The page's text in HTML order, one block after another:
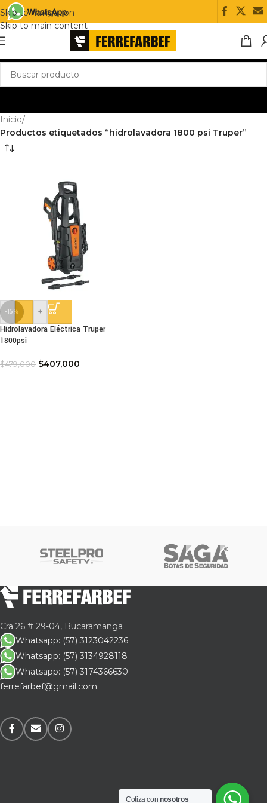
Skip to navigation
Skip to main content
Inicio/
Productos etiquetados “hidrolavadora 1800 psi Truper”
-15%
-
+
Hidrolavadora Eléctrica Truper
1800psi
$479,000 $407,000
Cra 26 # 29-04, Bucaramanga
Whatsapp: (57) 3123042236
Whatsapp: (57) 3134928118
Whatsapp: (57) 3174366630
ferrefarbef@gmail.com
Cotiza connosotros